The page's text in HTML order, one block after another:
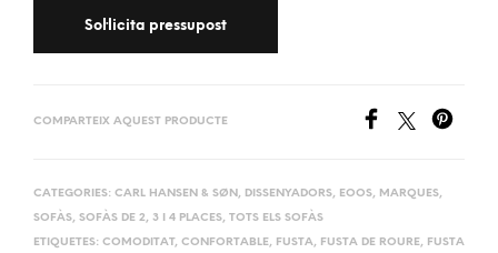
COMPARTEIX AQUEST PRODUCTE
CATEGORIES: CARL HANSEN & SØN , DISSENYADORS, EOOS, MARQUES,
SOFÀS, SOFÀS DE 2, 3 I 4 PLACES, TOTS ELS SOFÀS
ETIQUETES: COMODITAT, CONFORTABLE, FUSTA, FUSTA DE ROURE, FUSTA